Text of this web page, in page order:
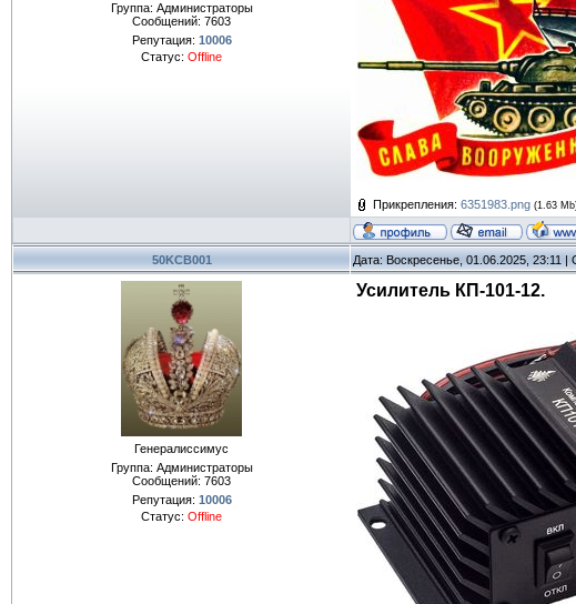
Группа: Администраторы
Сообщений: 7603
Репутация: 10006
Статус: Offline
Прикрепления: 6351983.png (1.63
50KCB001 Дата: Воскресенье, 01.06.2025, 23:11
Генералиссимус
Группа: Администраторы
Сообщений: 7603
Репутация: 10006
Статус: Offline
Усилитель КП-101-12.